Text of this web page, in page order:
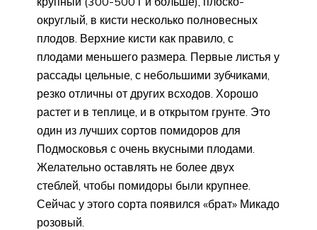
округлый, в кисти несколько полновесных
плодов. Верхние кисти как правило, с
плодами меньшего размера. Первые листья у
рассады цельные, с небольшими зубчиками,
резко отличны от других всходов. Хорошо
растет и в теплице, и в открытом грунте. Это
один из лучших сортов помидоров для
Подмосковья с очень вкусными плодами.
Желательно оставлять не более двух
стеблей, чтобы помидоры были крупнее.
Сейчас у этого сорта появился «брат» Микадо
розовый.